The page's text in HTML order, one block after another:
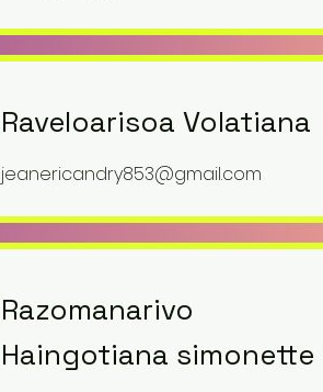
Raveloarisoa Volatiana
jeanericandry853@gmail.com
Razomanarivo
Haingotiana simonette